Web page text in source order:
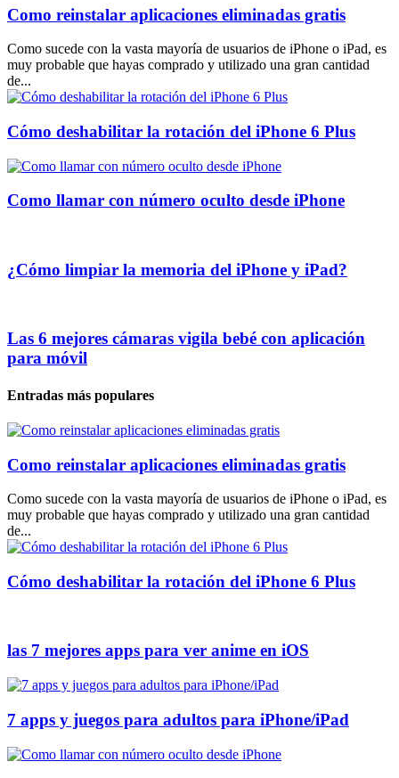
Como reinstalar aplicaciones eliminadas gratis
Como sucede con la vasta mayoría de usuarios de iPhone o iPad, es
muy probable que hayas comprado y utilizado una gran cantidad
de...
Cómo deshabilitar la rotación del iPhone 6 Plus
Como llamar con número oculto desde iPhone
¿Cómo limpiar la memoria del iPhone y iPad?
Las 6 mejores cámaras vigila bebé con aplicación
para móvil
Entradas más populares
Como reinstalar aplicaciones eliminadas gratis
Como sucede con la vasta mayoría de usuarios de iPhone o iPad, es
muy probable que hayas comprado y utilizado una gran cantidad
de...
Cómo deshabilitar la rotación del iPhone 6 Plus
las 7 mejores apps para ver anime en iOS
7 apps y juegos para adultos para iPhone/iPad